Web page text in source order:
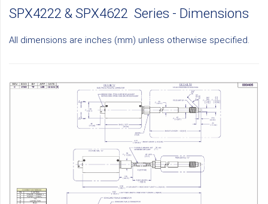
SPX4222 & SPX4622 Series - Dimensions
All dimensions are inches (mm) unless otherwise specified.